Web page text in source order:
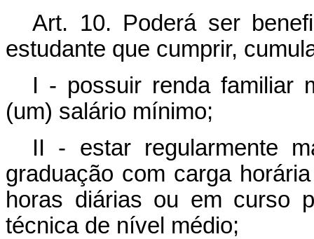
Art. 10. Poderá ser
estudante que cumprir,
I - possuir renda familiar
(um) salário mínimo;
II - estar regularmente
graduação com carga
horas diárias ou em curso
técnica de nível médio;